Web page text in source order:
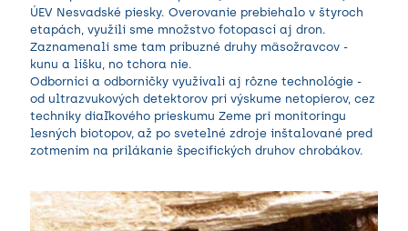
ÚEV Nesvadské piesky. Overovanie prebiehalo v štyroch
etapách, využili sme množstvo fotopascí aj dron.
Zaznamenali sme tam príbuzné druhy mäsožravcov -
kunu a líšku, no tchora nie.
Odborníci a odborníčky využívali aj rôzne technológie -
od ultrazvukových detektorov pri výskume netopierov, cez
techniky diaľkového prieskumu Zeme pri monitoringu
lesných biotopov, až po svetelné zdroje inštalované pred
zotmením na prilákanie špecifických druhov chrobákov.